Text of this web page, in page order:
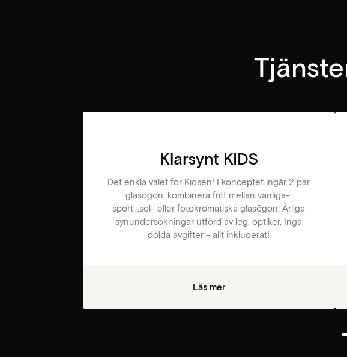
Klarsynt KIDS
Det enkla valet för Kidsen! I konceptet ingår 2 par
glasögon, kombinera fritt mellan vanliga-,
sport-,sol- eller fotokromatiska glasögon. Årliga
synundersökningar utförd av leg. optiker. Inga
dolda avgifter - allt inkluderat!
Läs mer